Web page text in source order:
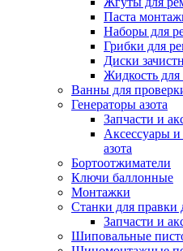
Паста
Наборы для
Грибки для
Диски
Жидкость для
Ванны для
Генераторы азота
Запчасти и
Аксессуары и
азота
Бортоотжиматели
Ключи баллонные
Монтажки
Станки для правки
Запчасти и
Шиповальные